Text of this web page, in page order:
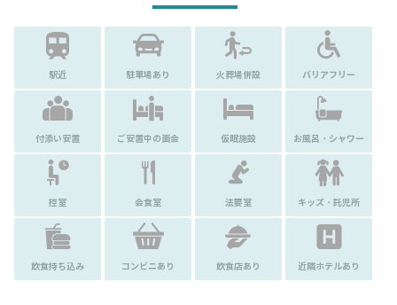
駅近 駐車場あり 火葬場併設 バリアフリー
付添い安置 ご安置中の面会 仮眠施設 お風呂・シャワー
控室 会食室 法要室 キッズ・託児所
飲食持ち込み コンビニあり 飲食店あり 近隣ホテルあり